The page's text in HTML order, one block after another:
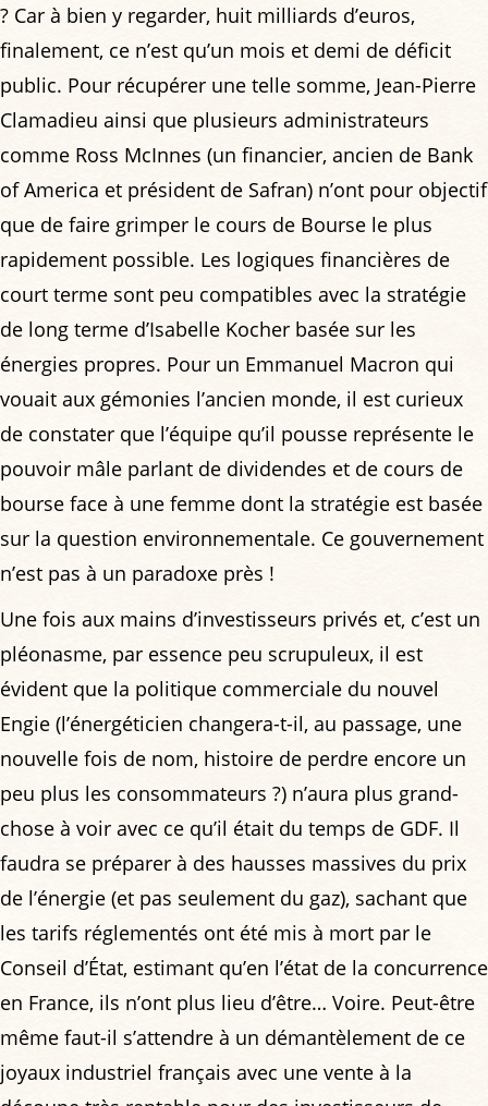
? Car à bien y regarder, huit milliards d’euros,
finalement, ce n’est qu’un mois et demi de déficit
public. Pour récupérer une telle somme, Jean-Pierre
Clamadieu ainsi que plusieurs administrateurs
comme Ross McInnes (un financier, ancien de Bank
of America et président de Safran) n’ont pour objectif
que de faire grimper le cours de Bourse le plus
rapidement possible. Les logiques financières de
court terme sont peu compatibles avec la stratégie
de long terme d’Isabelle Kocher basée sur les
énergies propres. Pour un Emmanuel Macron qui
vouait aux gémonies l’ancien monde, il est curieux
de constater que l’équipe qu’il pousse représente le
pouvoir mâle parlant de dividendes et de cours de
bourse face à une femme dont la stratégie est basée
sur la question environnementale. Ce gouvernement
n’est pas à un paradoxe près !
Une fois aux mains d’investisseurs privés et, c’est un
pléonasme, par essence peu scrupuleux, il est
évident que la politique commerciale du nouvel
Engie (l’énergéticien changera-t-il, au passage, une
nouvelle fois de nom, histoire de perdre encore un
peu plus les consommateurs ?) n’aura plus grand-
chose à voir avec ce qu’il était du temps de GDF. Il
faudra se préparer à des hausses massives du prix
de l’énergie (et pas seulement du gaz), sachant que
les tarifs réglementés ont été mis à mort par le
Conseil d’État, estimant qu’en l’état de la concurrence
en France, ils n’ont plus lieu d’être… Voire. Peut-être
même faut-il s’attendre à un démantèlement de ce
joyaux industriel français avec une vente à la